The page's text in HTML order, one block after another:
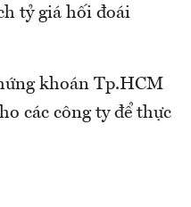
tỷ giá hối đoái
khoán Tp.HCM
các công ty để thực